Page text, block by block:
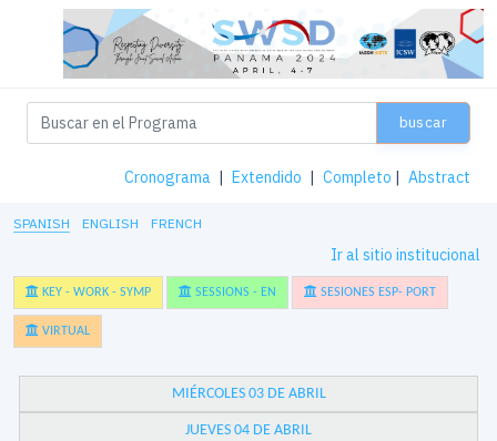
buscar
Cronograma | Extendido | Completo | Abstract
SPANISH ENGLISH FRENCH
Ir al sitio institucional
KEY - WORK - SYMP SESSIONS - EN SESIONES ESP- PORT
VIRTUAL
MIÉRCOLES 03 DE ABRIL
JUEVES 04 DE ABRIL